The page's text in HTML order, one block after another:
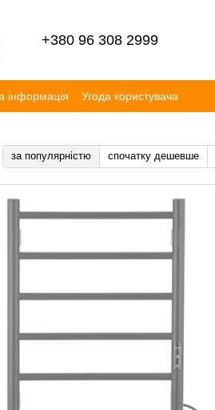
+380 96 308 2999
інформація
Угода користувача
за популярністю спочатку дешевше